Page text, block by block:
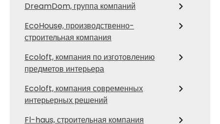
DreamDom, группа компаний
EcoHouse, производственно-
строительная компания
Ecoloft, компания по изготовлению
предметов интерьера
Ecoloft, компания современных
интерьерных решений
Fl-haus, строительная компания